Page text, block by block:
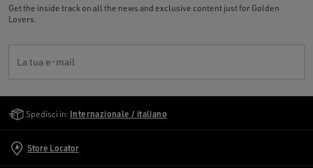
Get the inside track on all the news and exclusive content just for Golden
Lovers.
La tua e-mail
Spedisci in: Internazionale / italiano
Store Locator